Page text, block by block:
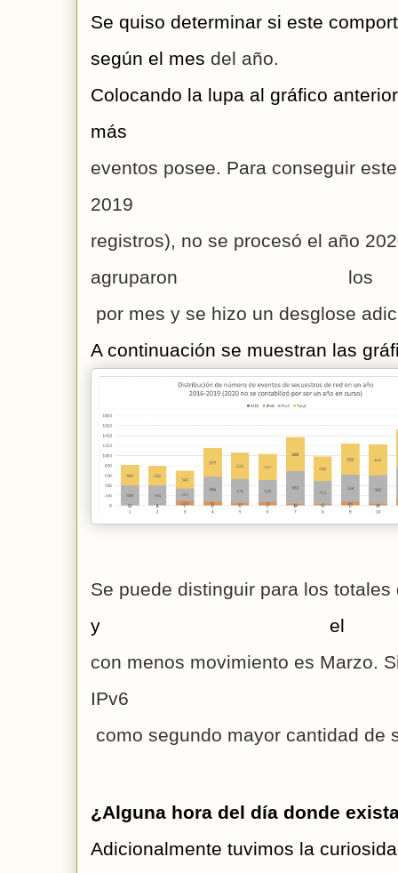
Se quiso determinar si este
según el mes del año.
Colocando la lupa al gráfico
más
eventos posee. Para conseguir
2019
registros), no se procesó el año
agruparon
por mes y se hizo un desglose
A continuación se muestran las
Se puede distinguir para los
y el
con menos movimiento es Marzo.
como segundo mayor cantidad de
¿Alguna hora del día donde
Adicionalmente tuvimos la